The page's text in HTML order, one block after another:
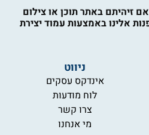
זיהיתם באתר תוכן או צילום
אלינו באמצעות עמוד יצירת
ניווט
אינדקס עסקים
לוח מודעות
צרו קשר
מי אנחנו